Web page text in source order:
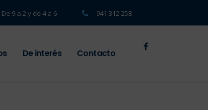
9 a 2 y de 4 a 6 941 312 258
De interés Contacto